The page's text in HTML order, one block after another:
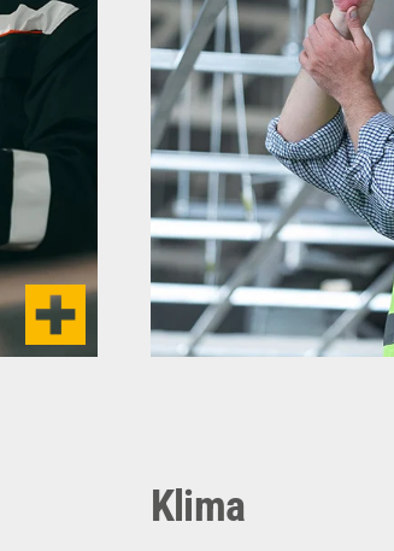
und
Raumlufttechnische
Zuluft und Abluft
Klima